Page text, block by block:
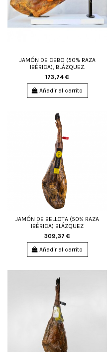
JAMÓN DE CEBO (50% RAZA
IBÉRICA), BLÁZQUEZ.
173,74 €
Añadir al carrito
JAMÓN DE BELLOTA (50% RAZA
IBÉRICA) BLÁZQUEZ
309,37 €
Añadir al carrito